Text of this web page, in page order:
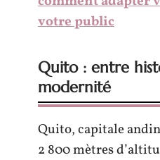
votre public
Quito : entre
modernité
Quito, capitale
2 800 mètres